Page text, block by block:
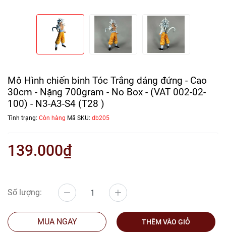
Mô Hình chiến binh Tóc Trắng dáng đứng - Cao
30cm - Nặng 700gram - No Box - (VAT 002-02-
100) - N3-A3-S4 (T28 )
Tình trạng: Còn hàng Mã SKU: db205
139.000₫
Số lượng:
MUA NGAY THÊM VÀO GIỎ